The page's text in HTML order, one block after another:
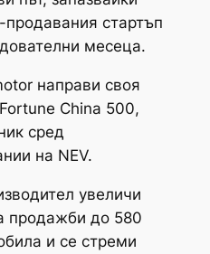
стартъп
месеца.
направи своя
China 500,
сред
на NEV.
увеличи
продажби до 580
и се стреми